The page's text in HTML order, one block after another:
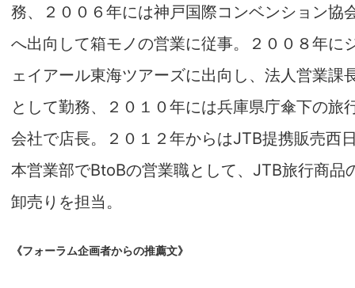
務、２００６年には神戸国際コンベンション協
へ出向して箱モノの営業に従事。２００８年に
ェイアール東海ツアーズに出向し、法人営業課
として勤務、２０１０年には兵庫県庁傘下の旅
会社で店長。２０１２年からはJTB提携販売西
本営業部でBtoBの営業職として、JTB旅行商品
卸売りを担当。
《フォーラム企画者からの推薦文》